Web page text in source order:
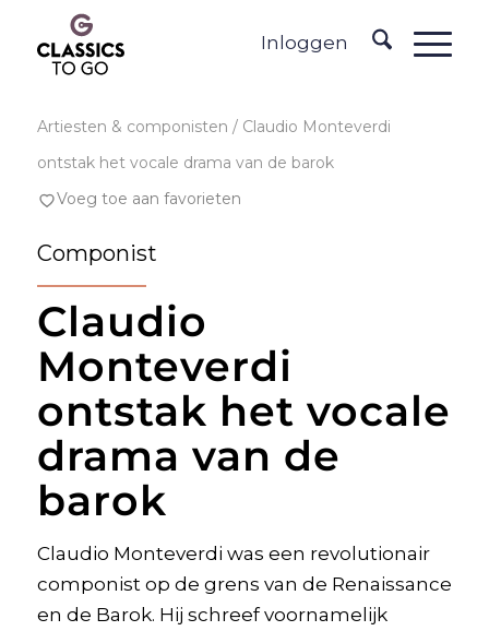
Inloggen
Artiesten & componisten / Claudio Monteverdi
ontstak het vocale drama van de barok
Voeg toe aan favorieten
Componist
Claudio
Monteverdi
ontstak het vocale
drama van de
barok
Claudio Monteverdi was een revolutionair
componist op de grens van de Renaissance
en de Barok. Hij schreef voornamelijk